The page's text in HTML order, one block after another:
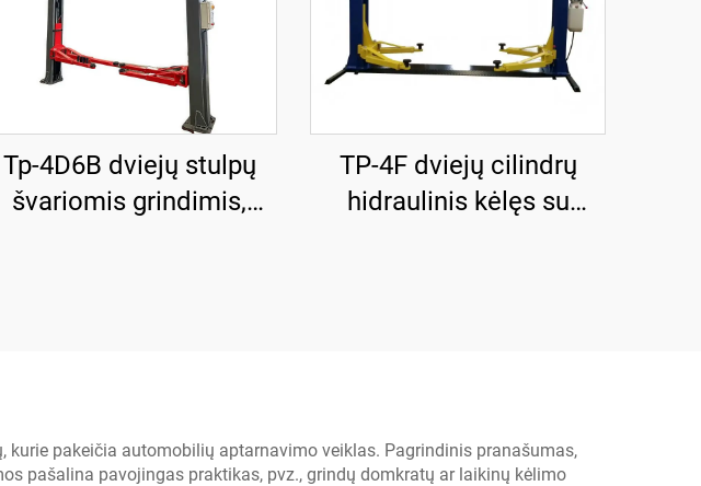
Tp-4D6B dviejų stulpų
švariomis grindimis,
TP-4F dviejų cilindrų
hidraulinis kėlęs su
pakeičia automobilių aptarnavimo veiklas. Pagrindinis pranašumas,
pašalina pavojingas praktikas, pvz., grindų domkratų ar laikinų kėlimo